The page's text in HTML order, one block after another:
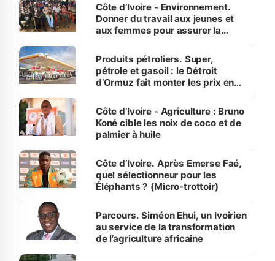
Côte d’Ivoire - Environnement.
Donner du travail aux jeunes et
aux femmes pour assurer la
menacées
Produits pétroliers. Super,
pétrole et gasoil : le Détroit
d’Ormuz fait monter les prix en
Côte d’Ivoire - Agriculture : Bruno
Koné cible les noix de coco et de
palmier à huile
Côte d’Ivoire. Après Emerse Faé,
quel sélectionneur pour les
Éléphants ? (Micro-trottoir)
Parcours. Siméon Ehui, un Ivoirien
au service de la transformation
de l’agriculture africaine